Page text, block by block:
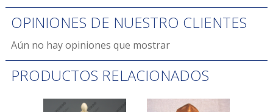
OPINIONES DE NUESTRO CLIENTES
Aún no hay opiniones que mostrar
PRODUCTOS RELACIONADOS